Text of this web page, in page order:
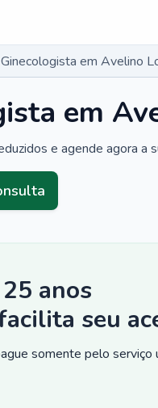
Ginecologista em Avelino
em
e agende agora a
anos
seu
somente pelo serviço